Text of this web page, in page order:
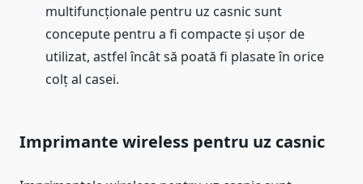
multifuncționale pentru uz casnic sunt
concepute pentru a fi compacte și ușor de
utilizat, astfel încât să poată fi plasate în orice
colț al casei.
Imprimante wireless pentru uz casnic